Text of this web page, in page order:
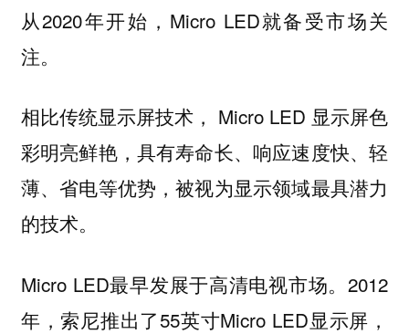
从2020年开始，Micro LED就备受市场关
注。
相比传统显示屏技术， Micro LED 显示屏色
彩明亮鲜艳，具有寿命长、响应速度快、轻
薄、省电等优势，被视为显示领域最具潜力
的技术。
Micro LED最早发展于高清电视市场。2012
年，索尼推出了55英寸Micro LED显示屏，